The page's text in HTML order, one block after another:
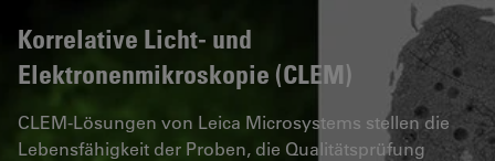
Korrelative Licht- und
Elektronenmikroskopie (CLEM)
CLEM-Lösungen von Leica Microsystems stellen die
Lebensfähigkeit der Proben, die Qualitätsprüfung